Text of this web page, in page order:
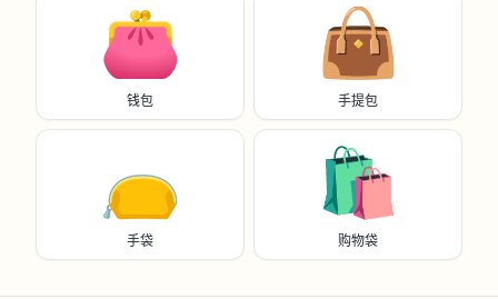
👛
钱包
👜
手提包
👝
手袋
🛍️
购物袋